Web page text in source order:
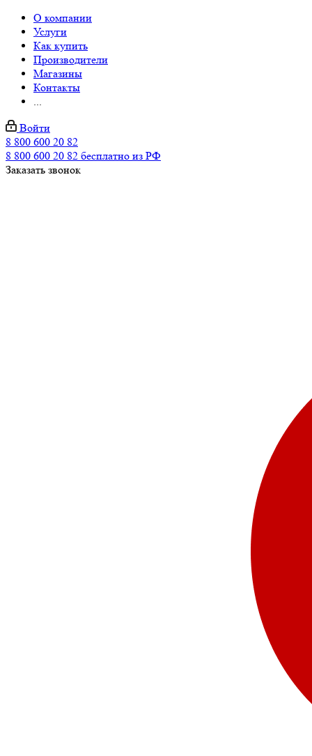
О компании
Услуги
Как купить
Производители
Магазины
Контакты
...
Войти
8 800 600 20 82
8 800 600 20 82 бесплатно из РФ
Заказать звонок